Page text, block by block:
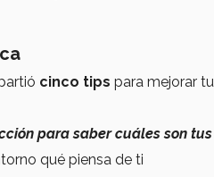
cinco tips para mejorar
para saber cuáles son
qué piensa de ti